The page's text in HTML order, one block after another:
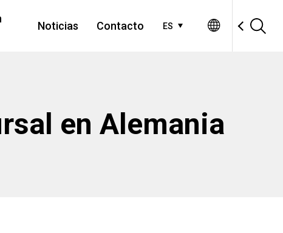
ES
Noticias Contacto
en Alemania